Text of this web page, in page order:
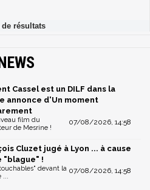
Cassel est un DILF dans la
annonce d'Un moment
07/08/2026, 14:58
film du
de Mesrine !
Cluzet jugé à Lyon ... à cause
"blague" !
07/08/2026, 14:58
devant la
...